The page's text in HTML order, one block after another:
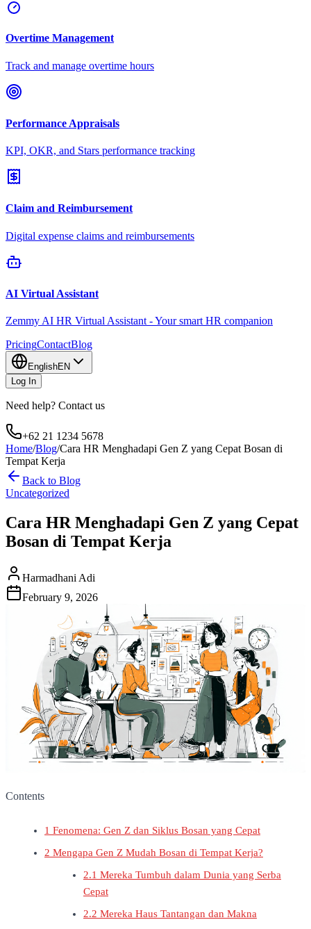
Overtime Management
Track and manage overtime hours
Performance Appraisals
KPI, OKR, and Stars performance tracking
Claim and Reimbursement
Digital expense claims and reimbursements
AI Virtual Assistant
Zemmy AI HR Virtual Assistant - Your smart HR companion
PricingContactBlog
EnglishEN
Log In
Need help? Contact us
+62 21 1234 5678
Home/Blog/Cara HR Menghadapi Gen Z yang Cepat Bosan di
Tempat Kerja
Back to Blog
Uncategorized
Cara HR Menghadapi Gen Z yang Cepat
Bosan di Tempat Kerja
Harmadhani Adi
February 9, 2026
Contents
1 Fenomena: Gen Z dan Siklus Bosan yang Cepat
2 Mengapa Gen Z Mudah Bosan di Tempat Kerja?
2.1 Mereka Tumbuh dalam Dunia yang Serba
Cepat
2.2 Mereka Haus Tantangan dan Makna